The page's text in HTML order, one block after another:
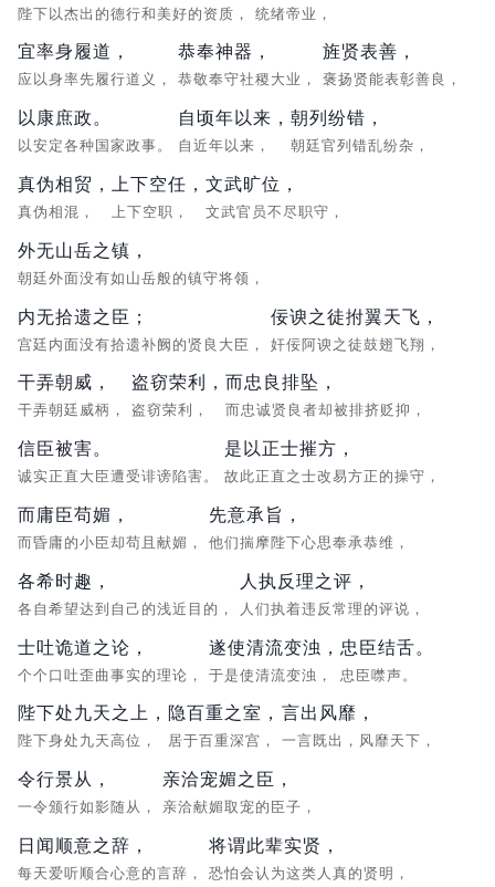
陛下以杰出的德行和美好的资质， 统绪帝业，
宜率身履道，
应以身率先履行道义，
恭奉神器，
恭敬奉守社稷大业，
旌贤表善，
褒扬贤能表彰善良，
以康庶政。
以安定各种国家政事。
自顷年以来，
自近年以来，
朝列纷错，
朝廷官列错乱纷杂，
真伪相贸，
真伪相混，
上下空任，
上下空职，
文武旷位，
文武官员不尽职守，
外无山岳之镇，
朝廷外面没有如山岳般的镇守将领，
内无拾遗之臣；
宫廷内面没有拾遗补阙的贤良大臣，
佞谀之徒拊翼天飞，
奸佞阿谀之徒鼓翅飞翔，
干弄朝威，
干弄朝廷威柄，
盗窃荣利，
盗窃荣利，
而忠良排坠，
而忠诚贤良者却被排挤贬抑，
信臣被害。
诚实正直大臣遭受诽谤陷害。
是以正士摧方，
故此正直之士改易方正的操守，
而庸臣苟媚，
而昏庸的小臣却苟且献媚，
先意承旨，
他们揣摩陛下心思奉承恭维，
各希时趣，
各自希望达到自己的浅近目的，
人执反理之评，
人们执着违反常理的评说，
士吐诡道之论，
个个口吐歪曲事实的理论，
遂使清流变浊，
于是使清流变浊，
忠臣结舌。
忠臣噤声。
陛下处九天之上，
陛下身处九天高位，
隐百重之室，
居于百重深宫，
言出风靡，
一言既出，风靡天下，
令行景从，
一令颁行如影随从，
亲洽宠媚之臣，
亲洽献媚取宠的臣子，
日闻顺意之辞，
每天爱听顺合心意的言辞，
将谓此辈实贤，
恐怕会认为这类人真的贤明，